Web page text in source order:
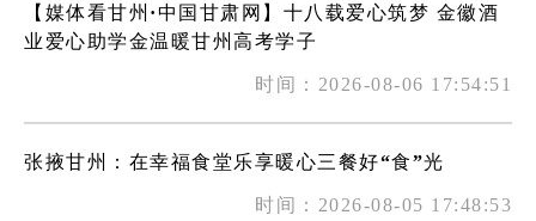
【媒体看甘州·中国甘肃网】十八载爱心筑梦 金徽酒
业爱心助学金温暖甘州高考学子
时间：2026-08-06 17:54:51
张掖甘州：在幸福食堂乐享暖心三餐好“食”光
时间：2026-08-05 17:48:53